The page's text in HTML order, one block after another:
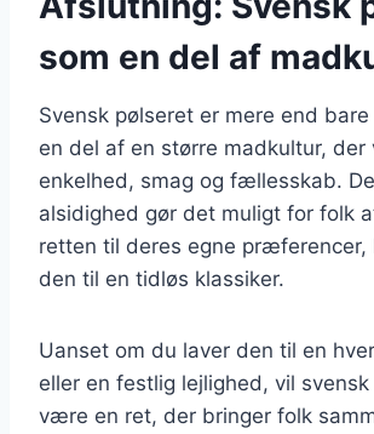
som en del af
Svensk pølseret er mere end
en del af en større madkultur,
enkelhed, smag og fællesskab.
alsidighed gør det muligt for folk
retten til deres egne præferencer,
den til en tidløs klassiker.
Uanset om du laver den til en
eller en festlig lejlighed, vil
være en ret, der bringer folk